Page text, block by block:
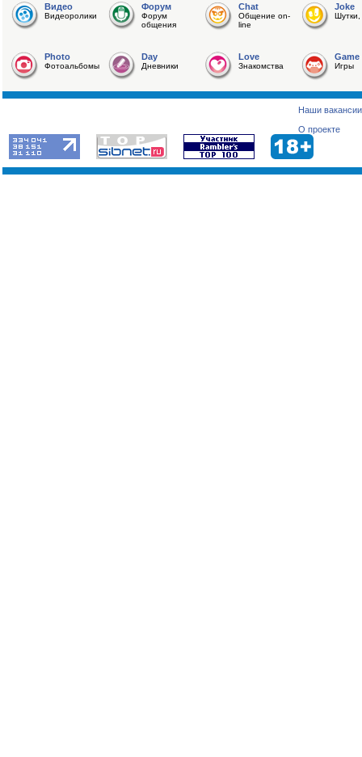
Видео
Видеоролики
Форум
Форум
общения
Chat
Общение on-
line
Joke
Photo
Фотоальбомы
Day
Дневники
Love
Знакомства
Game
Игры
Наши вакансии
О проекте